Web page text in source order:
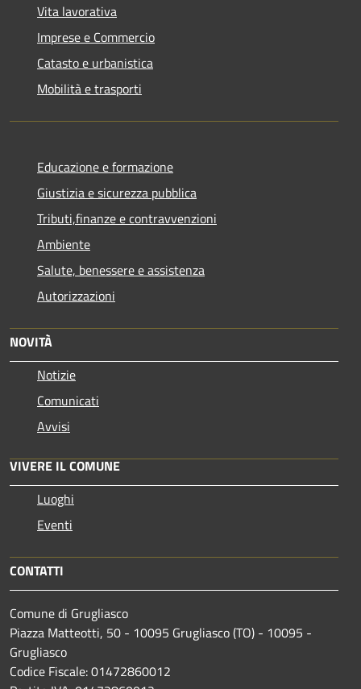
Vita lavorativa
Imprese e Commercio
Catasto e urbanistica
Mobilità e trasporti
Educazione e formazione
Giustizia e sicurezza pubblica
Tributi,finanze e contravvenzioni
Ambiente
Salute, benessere e assistenza
Autorizzazioni
NOVITÀ
Notizie
Comunicati
Avvisi
VIVERE IL COMUNE
Luoghi
Eventi
CONTATTI
Comune di Grugliasco
Piazza Matteotti, 50 - 10095 Grugliasco (TO) - 10095 -
Grugliasco
Codice Fiscale: 01472860012